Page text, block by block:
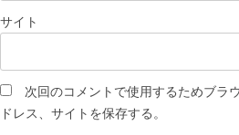
サイト
次回のコメントで使用するためブラ
ドレス、サイトを保存する。